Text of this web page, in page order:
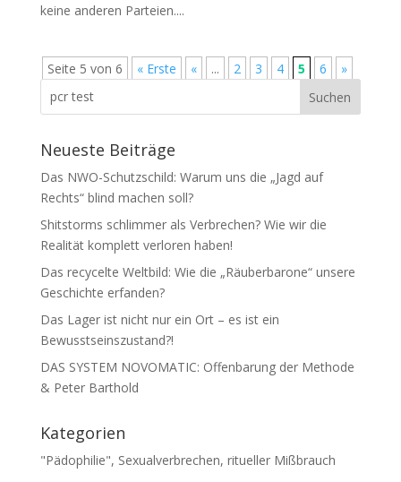
kei­ne ande­ren Par­tei­en....
Seite 5 von 6 « Erste « ... 2 3 4 5 6 »
Neueste Beiträge
Das NWO-Schutzschild: Warum uns die „Jagd auf
Rechts“ blind machen soll?
Shitstorms schlimmer als Verbrechen? Wie wir die
Realität komplett verloren haben!
Das recycelte Weltbild: Wie die „Räuberbarone“ unsere
Geschichte erfanden?
Das Lager ist nicht nur ein Ort – es ist ein
Bewusstseinszustand?!
DAS SYSTEM NOVOMATIC: Offenbarung der Methode
& Peter Barthold
Kategorien
"Pädophilie", Sexualverbrechen, ritueller Mißbrauch